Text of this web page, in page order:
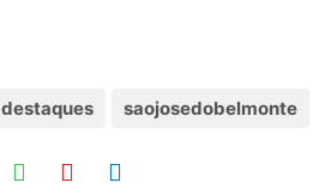
destaques saojosedobelmonte